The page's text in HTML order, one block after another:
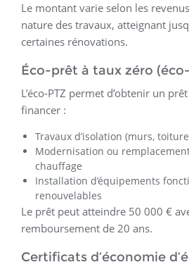
Le montant varie selon les
nature des travaux, atteignant
certaines rénovations.
Éco-prêt à taux zéro
L’éco-PTZ permet d’obtenir un
financer :
Travaux d’isolation (murs,
Modernisation ou
chauffage
Installation d’équipements
renouvelables
Le prêt peut atteindre 50 000 €
remboursement de 20 ans.
Certificats d’économie